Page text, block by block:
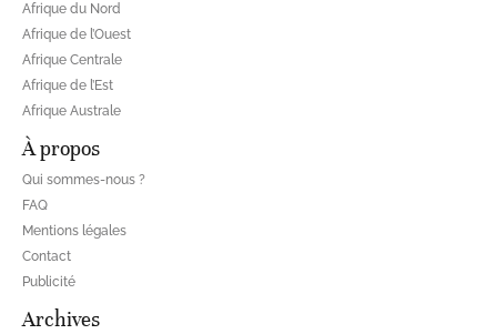
Afrique du Nord
Afrique de l’Ouest
Afrique Centrale
Afrique de l’Est
Afrique Australe
À propos
Qui sommes-nous ?
FAQ
Mentions légales
Contact
Publicité
Archives